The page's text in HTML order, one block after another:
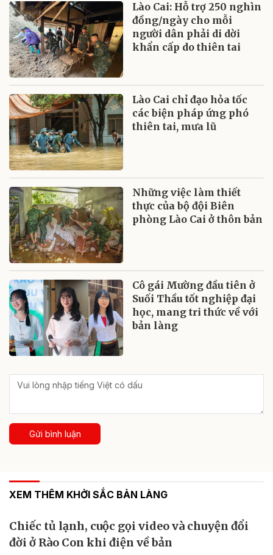
Lào Cai: Hỗ trợ 250 nghìn
đồng/ngày cho mỗi
người dân phải di dời
khẩn cấp do thiên tai
Lào Cai chỉ đạo hỏa tốc
các biện pháp ứng phó
thiên tai, mưa lũ
Những việc làm thiết
thực của bộ đội Biên
phòng Lào Cai ở thôn bản
Cô gái Mường đầu tiên ở
Suối Thầu tốt nghiệp đại
học, mang tri thức về với
bản làng
Gửi bình luận
XEM THÊM KHỞI SẮC BẢN LÀNG
Chiếc tủ lạnh, cuộc gọi video và chuyện đổi
đời ở Rào Con khi điện về bản